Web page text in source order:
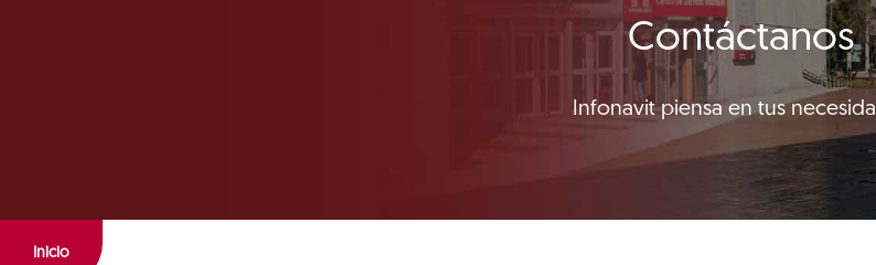
Contáctanos
Infonavit piensa en tus
Inicio